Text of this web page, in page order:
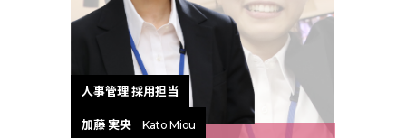
人事管理 採用担当
加藤 実央
Kato Miou